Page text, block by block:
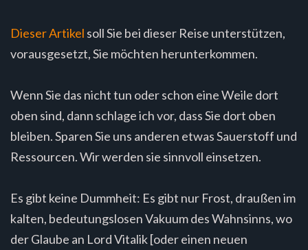
Dieser Artikel soll Sie bei dieser Reise unterstützen,
vorausgesetzt, Sie möchten herunterkommen.
Wenn Sie das nicht tun oder schon eine Weile dort
oben sind, dann schlage ich vor, dass Sie dort oben
bleiben. Sparen Sie uns anderen etwas Sauerstoff und
Ressourcen. Wir werden sie sinnvoll einsetzen.
Es gibt keine Dummheit: Es gibt nur Frost, draußen im
kalten, bedeutungslosen Vakuum des Wahnsinns, wo
der Glaube an Lord Vitalik [oder einen neuen